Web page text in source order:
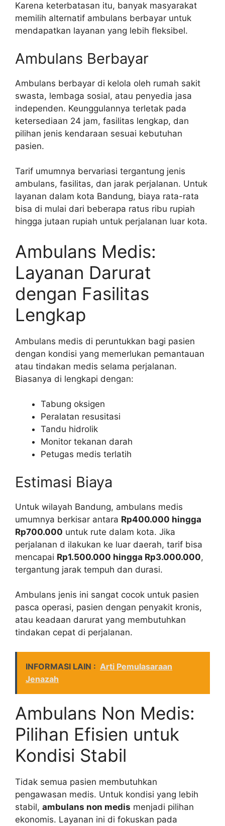
Karena keterbatasan itu, banyak masyarakat
memilih alternatif ambulans berbayar untuk
mendapatkan layanan yang lebih fleksibel.
Ambulans Berbayar
Ambulans berbayar di kelola oleh rumah sakit
swasta, lembaga sosial, atau penyedia jasa
independen. Keunggulannya terletak pada
ketersediaan 24 jam, fasilitas lengkap, dan
pilihan jenis kendaraan sesuai kebutuhan
pasien.
Tarif umumnya bervariasi tergantung jenis
ambulans, fasilitas, dan jarak perjalanan. Untuk
layanan dalam kota Bandung, biaya rata-rata
bisa di mulai dari beberapa ratus ribu rupiah
hingga jutaan rupiah untuk perjalanan luar kota.
Ambulans Medis:
Layanan Darurat
dengan Fasilitas
Lengkap
Ambulans medis di peruntukkan bagi pasien
dengan kondisi yang memerlukan pemantauan
atau tindakan medis selama perjalanan.
Biasanya di lengkapi dengan:
Tabung oksigen
Peralatan resusitasi
Tandu hidrolik
Monitor tekanan darah
Petugas medis terlatih
Estimasi Biaya
Untuk wilayah Bandung, ambulans medis
umumnya berkisar antara Rp400.000 hingga
Rp700.000 untuk rute dalam kota. Jika
perjalanan d ilakukan ke luar daerah, tarif bisa
mencapai Rp1.500.000 hingga Rp3.000.000,
tergantung jarak tempuh dan durasi.
Ambulans jenis ini sangat cocok untuk pasien
pasca operasi, pasien dengan penyakit kronis,
atau keadaan darurat yang membutuhkan
tindakan cepat di perjalanan.
INFORMASI LAIN : Arti Pemulasaraan
Jenazah
Ambulans Non Medis:
Pilihan Efisien untuk
Kondisi Stabil
Tidak semua pasien membutuhkan
pengawasan medis. Untuk kondisi yang lebih
stabil, ambulans non medis menjadi pilihan
ekonomis. Layanan ini di fokuskan pada